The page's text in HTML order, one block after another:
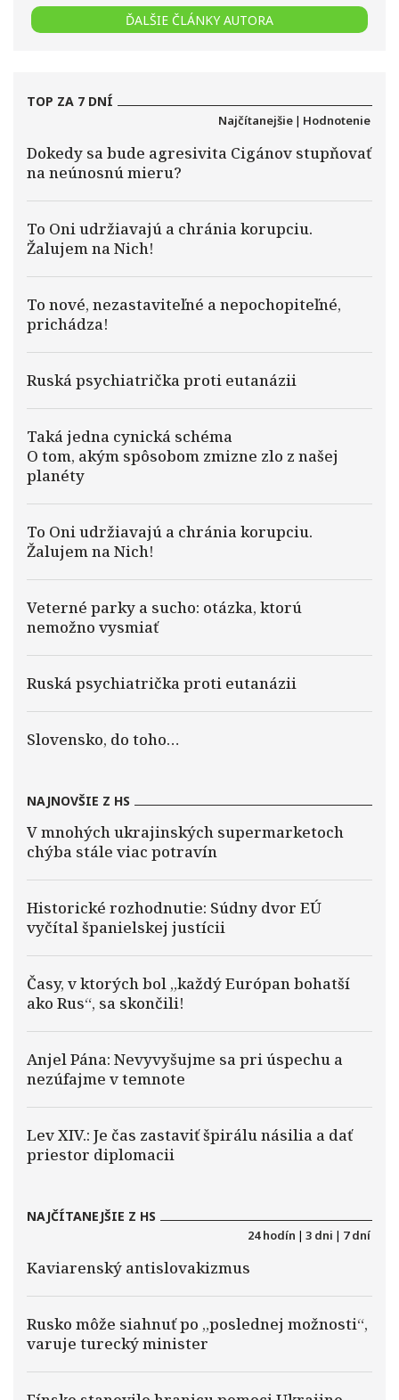
ĎALŠIE ČLÁNKY AUTORA
TOP ZA 7 DNÍ
Najčítanejšie | Hodnotenie
Dokedy sa bude agresivita Cigánov stupňovať
na neúnosnú mieru?
To Oni udržiavajú a chránia korupciu.
Žalujem na Nich!
To nové, nezastaviteľné a nepochopiteľné,
prichádza!
Ruská psychiatrička proti eutanázii
Taká jedna cynická schéma
O tom, akým spôsobom zmizne zlo z našej
planéty
To Oni udržiavajú a chránia korupciu.
Žalujem na Nich!
Veterné parky a sucho: otázka, ktorú
nemožno vysmiať
Ruská psychiatrička proti eutanázii
Slovensko, do toho…
NAJNOVŠIE Z HS
V mnohých ukrajinských supermarketoch
chýba stále viac potravín
Historické rozhodnutie: Súdny dvor EÚ
vyčítal španielskej justícii
Časy, v ktorých bol „každý Európan bohatší
ako Rus“, sa skončili!
Anjel Pána: Nevyvyšujme sa pri úspechu a
nezúfajme v temnote
Lev XIV.: Je čas zastaviť špirálu násilia a dať
priestor diplomacii
NAJČÍTANEJŠIE Z HS
24 hodín | 3 dni | 7 dní
Kaviarenský antislovakizmus
Rusko môže siahnuť po „poslednej možnosti“,
varuje turecký minister